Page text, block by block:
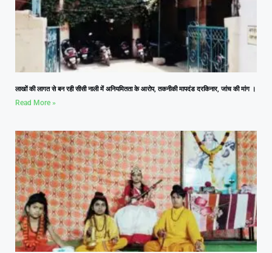
लाखों की लागत से बन रही सीसी नाली में अनियमितता के आरोप, तकनीकी मापदंड दरकिनार, जांच की मांग ।
Read More »